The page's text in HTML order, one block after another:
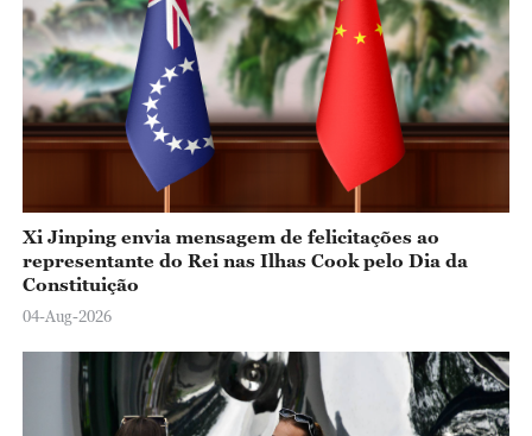
Xi Jinping envia mensagem de felicitações ao
representante do Rei nas Ilhas Cook pelo Dia da
Constituição
04-Aug-2026